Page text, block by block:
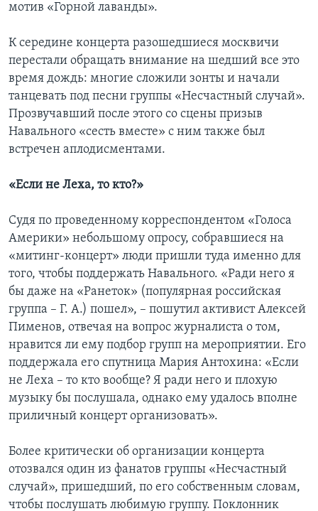
мотив «Горной лаванды».
К середине концерта разошедшиеся москвичи
перестали обращать внимание на шедший все это
время дождь: многие сложили зонты и начали
танцевать под песни группы «Несчастный случай».
Прозвучавший после этого со сцены призыв
Навального «сесть вместе» с ним также был
встречен аплодисментами.
«Если не Леха, то кто?»
Судя по проведенному корреспондентом «Голоса
Америки» небольшому опросу, собравшиеся на
«митинг-концерт» люди пришли туда именно для
того, чтобы поддержать Навального. «Ради него я
бы даже на «Ранеток» (популярная российская
группа – Г. А.) пошел», – пошутил активист Алексей
Пименов, отвечая на вопрос журналиста о том,
нравится ли ему подбор групп на мероприятии. Его
поддержала его спутница Мария Антохина: «Если
не Леха – то кто вообще? Я ради него и плохую
музыку бы послушала, однако ему удалось вполне
приличный концерт организовать».
Более критически об организации концерта
отозвался один из фанатов группы «Несчастный
случай», пришедший, по его собственным словам,
чтобы послушать любимую группу. Поклонник